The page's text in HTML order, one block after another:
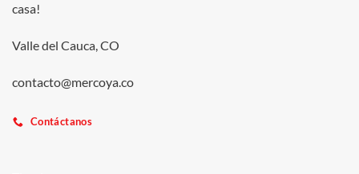
casa!
Valle del Cauca, CO
contacto@mercoya.co
Contáctanos